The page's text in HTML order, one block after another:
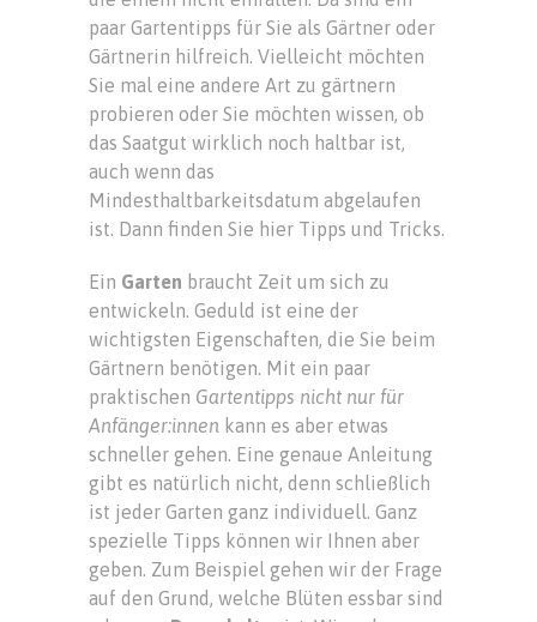
paar Gartentipps für Sie als Gärtner oder
Gärtnerin hilfreich. Vielleicht möchten
Sie mal eine andere Art zu gärtnern
probieren oder Sie möchten wissen, ob
das Saatgut wirklich noch haltbar ist,
auch wenn das
Mindesthaltbarkeitsdatum abgelaufen
ist. Dann finden Sie hier Tipps und Tricks.
Ein Garten braucht Zeit um sich zu
entwickeln. Geduld ist eine der
wichtigsten Eigenschaften, die Sie beim
Gärtnern benötigen. Mit ein paar
praktischen Gartentipps nicht nur für
Anfänger:innen kann es aber etwas
schneller gehen. Eine genaue Anleitung
gibt es natürlich nicht, denn schließlich
ist jeder Garten ganz individuell. Ganz
spezielle Tipps können wir Ihnen aber
geben. Zum Beispiel gehen wir der Frage
auf den Grund, welche Blüten essbar sind